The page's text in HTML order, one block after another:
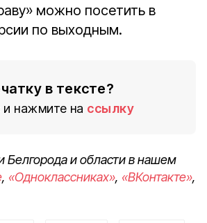
можно посетить в
по выходным.
в тексте?
нажмите на ссылку
Белгорода и области в нашем
, «Одноклассниках», «ВКонтакте»,